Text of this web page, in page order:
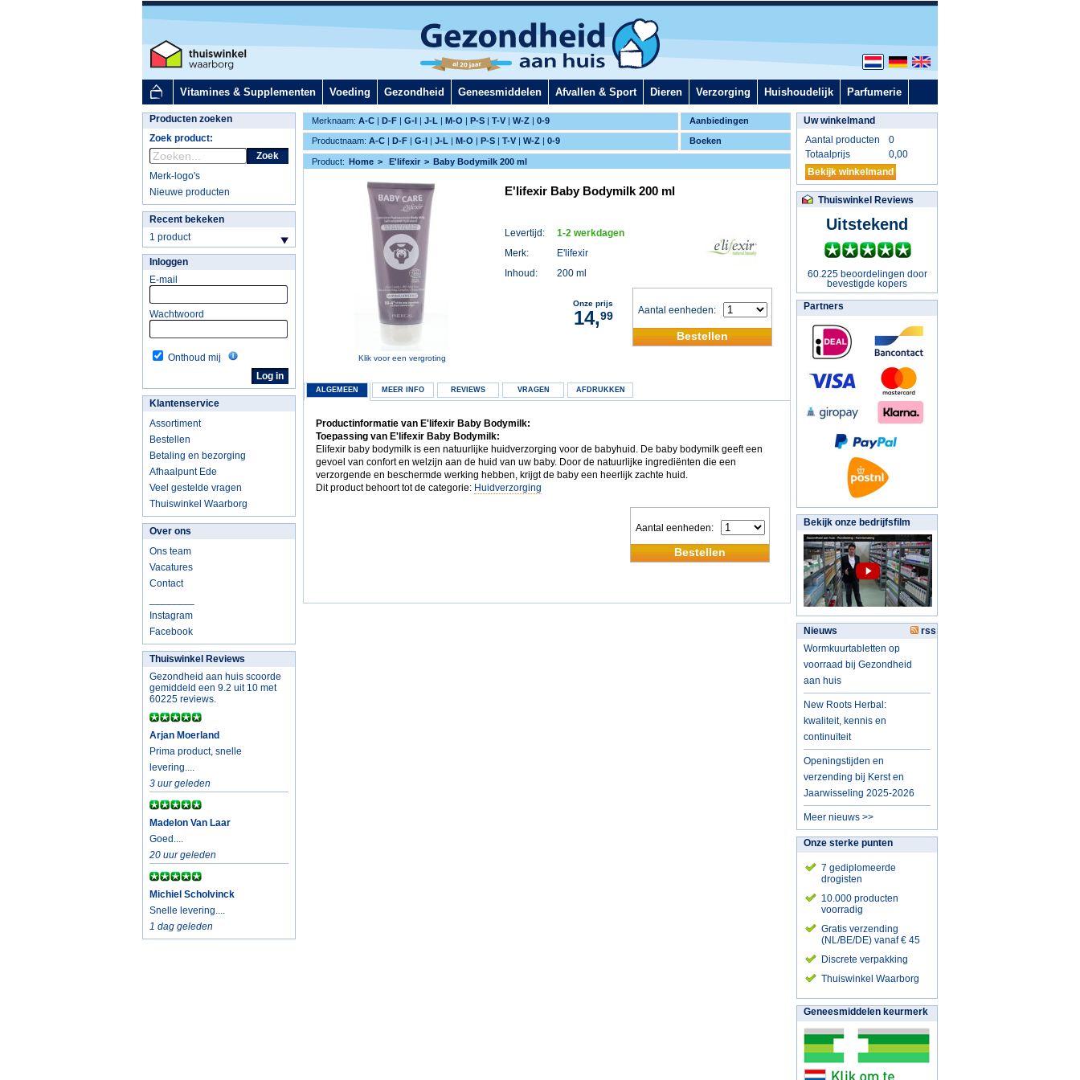
Vitamines & Supplementen Voeding Gezondheid Geneesmiddelen Afvallen & Sport Dieren Verzorging Huishoudelijk Parfumerie
Aanbiedingen
Merknaam: A-C | D-F | G-I | J-L | M-O | P-S | T-V | W-Z | 0-9
Boeken
Productnaam: A-C | D-F | G-I | J-L | M-O | P-S | T-V | W-Z | 0-9
Producten zoeken
Zoek product:
Zoek
Merk-logo's
Nieuwe producten
Recent bekeken
1 product
Inloggen
E-mail
Wachtwoord
Onthoud mij
Klantenservice
Assortiment
Bestellen
Betaling en bezorging
Afhaalpunt Ede
Veel gestelde vragen
Thuiswinkel Waarborg
Over ons
Ons team
Vacatures
Contact
Instagram
Facebook
Thuiswinkel Reviews
Gezondheid aan huis scoorde
gemiddeld een 9.2 uit 10 met
60225 reviews.
Arjan Moerland
Prima product, snelle
levering....
3 uur geleden
Madelon Van Laar
Goed....
20 uur geleden
Michiel Scholvinck
Snelle levering....
1 dag geleden
Product: Home E'lifexir Baby Bodymilk 200 ml
Klik voor een vergroting
E'lifexir Baby Bodymilk 200 ml
Levertijd:
1-2 werkdagen
Merk:
E'lifexir
Inhoud:
200 ml
Aantal eenheden:
Bestellen
Onze prijs
14,99
ALGEMEEN MEER INFO REVIEWS VRAGEN AFDRUKKEN
Productinformatie van E'lifexir Baby Bodymilk:
Toepassing van E'lifexir Baby Bodymilk:
Elifexir baby bodymilk is een natuurlijke huidverzorging voor de babyhuid. De baby bodymilk geeft een
gevoel van confort en welzijn aan de huid van uw baby. Door de natuurlijke ingrediënten die een
verzorgende en beschermde werking hebben, krijgt de baby een heerlijk zachte huid.
Dit product behoort tot de categorie: Huidverzorging
Aantal eenheden:
Bestellen
Uw winkelmand
Aantal producten
0
Totaalprijs
0,00
Bekijk winkelmand
Thuiswinkel Reviews
Uitstekend
60.225 beoordelingen door
bevestigde kopers
Partners
Bekijk onze bedrijfsfilm
Nieuws
rss
Wormkuurtabletten op
voorraad bij Gezondheid
aan huis
New Roots Herbal:
kwaliteit, kennis en
continuïteit
Openingstijden en
verzending bij Kerst en
Jaarwisseling 2025-2026
Meer nieuws >>
Onze sterke punten
7 gediplomeerde
drogisten
10.000 producten
voorradig
Gratis verzending
(NL/BE/DE) vanaf € 45
Discrete verpakking
Thuiswinkel Waarborg
Geneesmiddelen keurmerk